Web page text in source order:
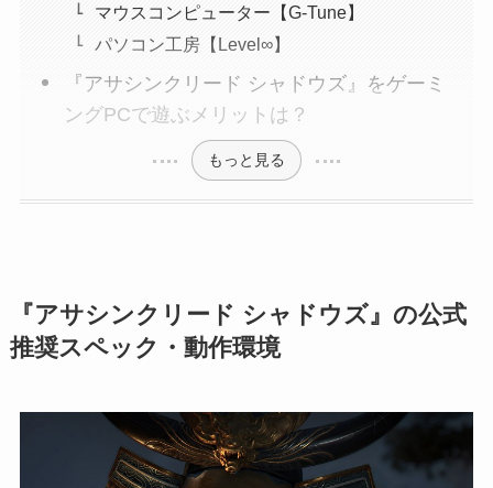
マウスコンピューター【G-Tune】
パソコン工房【Level∞】
『アサシンクリード シャドウズ』をゲーミ
ングPCで遊ぶメリットは？
もっと見る
『アサシンクリード シャドウズ』の公式
推奨スペック・動作環境